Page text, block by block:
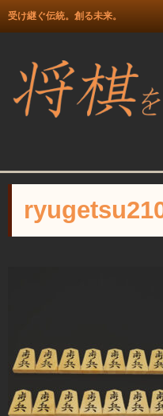
受け継ぐ伝統。創る未来。
駒箱 駒台 布盤
駒師紹介